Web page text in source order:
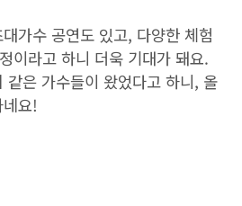
가수 공연도 있고, 다양한 체험
이라고 하니 더욱 기대가 돼요.
같은 가수들이 왔었다고 하니, 올
요!